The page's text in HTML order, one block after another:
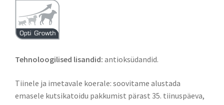
Tehnoloogilised lisandid: antioksüdandid.
Tiinele ja imetavale koerale: soovitame alustada
emasele kutsikatoidu pakkumist pärast 35. tiinuspäeva,